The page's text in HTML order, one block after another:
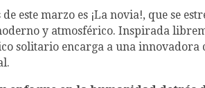
este marzo es ¡La novia!, que se
y atmosférico. Inspirada
solitario encarga a una